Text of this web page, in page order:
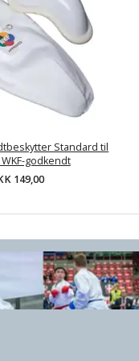
Standard til
godkendt
149,00